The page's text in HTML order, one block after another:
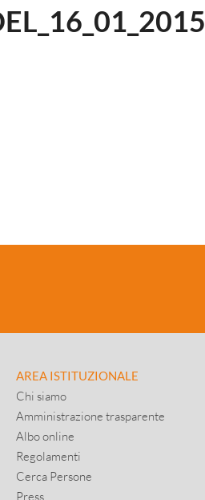
AREA ISTITUZIONALE
Chi siamo
Amministrazione trasparente
Albo online
Regolamenti
Cerca Persone
Press